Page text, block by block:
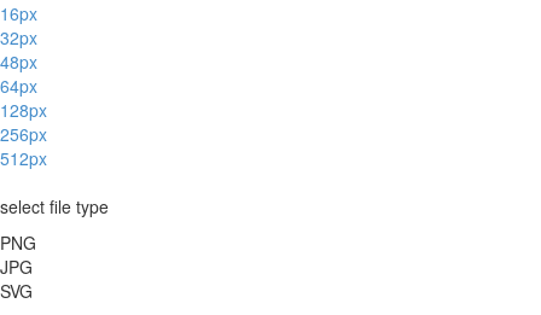
16px
32px
48px
64px
128px
256px
512px
select file type
PNG
JPG
SVG